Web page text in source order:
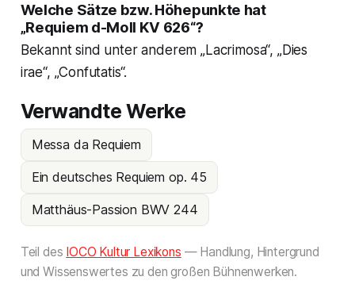
Welche Sätze bzw. Höhepunkte hat
„Requiem d-Moll KV 626“?
Bekannt sind unter anderem „Lacrimosa“, „Dies
irae“, „Confutatis“.
Verwandte Werke
Messa da Requiem
Ein deutsches Requiem op. 45
Matthäus-Passion BWV 244
Teil des IOCO Kultur Lexikons — Handlung, Hintergrund
und Wissenswertes zu den großen Bühnenwerken.